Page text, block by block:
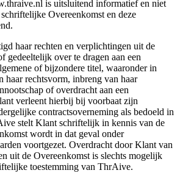
is uitsluitend informatief en niet
Overeenkomst en deze
haar rechten en verplichtingen uit de
gedeeltelijk over te dragen aan een
of bijzondere titel, waaronder in
haar rechtsvorm, inbreng van haar
of overdracht aan een
verleent hierbij bij voorbaat zijn
contractsoverneming als bedoeld in
stelt Klant schriftelijk in kennis van de
wordt in dat geval onder
voortgezet. Overdracht door Klant van
uit de Overeenkomst is slechts mogelijk
toestemming van ThrAive.